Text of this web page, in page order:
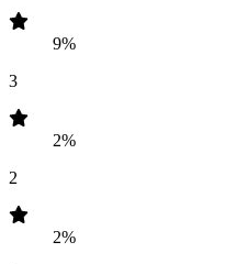
9%
3
2%
2
2%